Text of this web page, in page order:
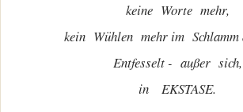
keine Worte mehr,
kein Wühlen mehr im
Entfesselt - außer sich,
in EKSTASE.